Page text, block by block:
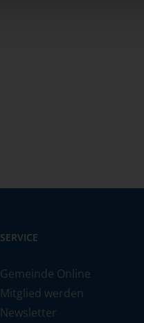
SERVICE
Gemeinde Online
Mitglied werden
Newsletter